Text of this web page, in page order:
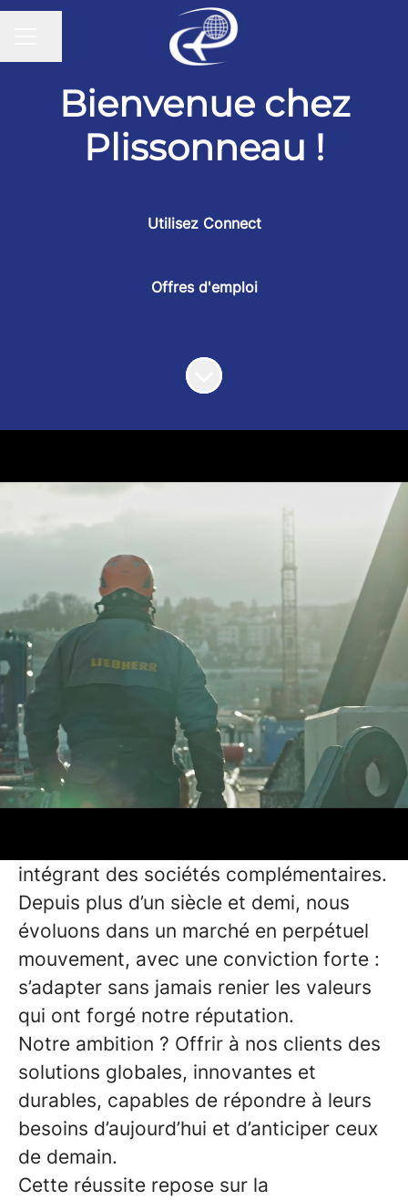
Bienvenue chez
Plissonneau !
Utilisez Connect
Offres d'emploi
Faire défiler jusqu'au contenu
La valeur de nos
entreprises, c'est
vous !
À sa création, le Groupe PLISSONNEAU
🌐 s’est imposé comme un acteur majeur
du transport maritime. Face aux grandes
mutations du secteur, ses dirigeants ont
choisi de transformer les défis en
opportunités : la solidité de l’entreprise a
intégrant des sociétés complémentaires.
Depuis plus d’un siècle et demi, nous
évoluons dans un marché en perpétuel
mouvement, avec une conviction forte :
s’adapter sans jamais renier les valeurs
qui ont forgé notre réputation.
Notre ambition ? Offrir à nos clients des
solutions globales, innovantes et
durables, capables de répondre à leurs
besoins d’aujourd’hui et d’anticiper ceux
de demain.
Cette réussite repose sur la